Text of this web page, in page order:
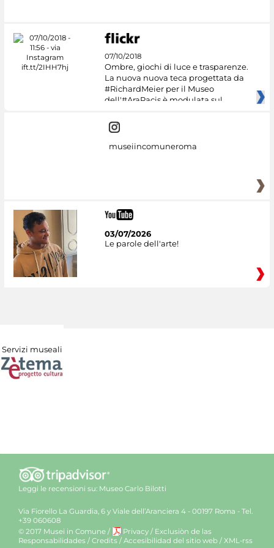
07/10/2018
Ombre, giochi di luce e trasparenze.
La nuova nuova teca progettata da
#RichardMeier per il Museo
dell'#AraPacis è modulata sul
museiincomuneroma
03/07/2026
Le parole dell'arte!
Servizi museali
Leggi le recensioni su: Museo Carlo Bilotti
Via Fiorello La Guardia, 6 y Viale dell’Aranciera 4 - 00197 Roma - Tel.
+39 060608
© 2017 Musei in Comune / Privacy / Exclusiòn de las
Responsabilidades / Credits / Accesibilidad del sitio web / XML-rss